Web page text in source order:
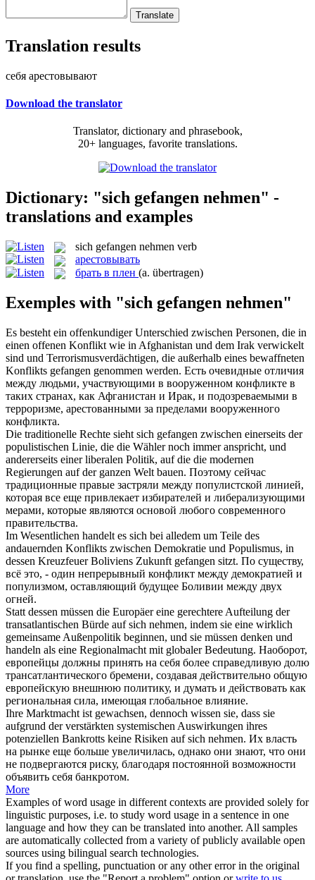
Translation results
себя арестовывают
Download the translator
Translator, dictionary and phrasebook,
20+ languages, favorite translations.
Dictionary: "sich gefangen nehmen" -
translations and examples
sich gefangen nehmen verb
арестовывать
брать в плен (a. übertragen)
Exemples with "sich gefangen nehmen"
Es besteht ein offenkundiger Unterschied zwischen Personen, die in
einen offenen Konflikt wie in Afghanistan und dem Irak verwickelt
sind und Terrorismusverdächtigen, die außerhalb eines bewaffneten
Konflikts gefangen genommen werden. Есть очевидные отличия
между людьми, участвующими в вооруженном конфликте в
таких странах, как Афганистан и Ирак, и подозреваемыми в
терроризме, арестованными за пределами вооруженного
конфликта.
Die traditionelle Rechte sieht sich gefangen zwischen einerseits der
populistischen Linie, die die Wähler noch immer anspricht, und
andererseits einer liberalen Politik, auf die die modernen
Regierungen auf der ganzen Welt bauen. Поэтому сейчас
традиционные правые застряли между популистской линией,
которая все еще привлекает избирателей и либерализующими
мерами, которые являются основой любого современного
правительства.
Im Wesentlichen handelt es sich bei alledem um Teile des
andauernden Konflikts zwischen Demokratie und Populismus, in
dessen Kreuzfeuer Boliviens Zukunft gefangen sitzt. По существу,
всё это, - один непрерывный конфликт между демократией и
популизмом, оставляющий будущее Боливии между двух
огней.
Statt dessen müssen die Europäer eine gerechtere Aufteilung der
transatlantischen Bürde aufsich nehmen, indem sie eine wirklich
gemeinsame Außenpolitik beginnen, und sie müssen denken und
handeln als eine Regionalmacht mit globaler Bedeutung. Наоборот,
европейцы должны принять на себя более справедливую долю
трансатлантического бремени, создавая действительно общую
европейскую внешнюю политику, и думать и действовать как
региональная сила, имеющая глобальное влияние.
Ihre Marktmacht ist gewachsen, dennoch wissen sie, dass sie
aufgrund der verstärkten systemischen Auswirkungen ihres
potenziellen Bankrotts keine Risiken aufsich nehmen. Их власть
на рынке еще больше увеличилась, однако они знают, что они
не подвергаются риску, благодаря постоянной возможности
объявить себя банкротом.
More
Examples of word usage in different contexts are provided solely for
linguistic purposes, i.e. to study word usage in a sentence in one
language and how they can be translated into another. All samples
are automatically collected from a variety of publicly available open
sources using bilingual search technologies.
If you find a spelling, punctuation or any other error in the original